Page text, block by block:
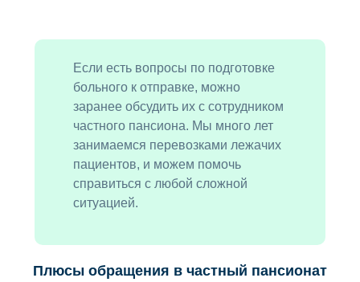
Если есть вопросы по подготовке
больного к отправке, можно
заранее обсудить их с сотрудником
частного пансиона. Мы много лет
занимаемся перевозками лежачих
пациентов, и можем помочь
справиться с любой сложной
ситуацией.
Плюсы обращения в частный пансионат